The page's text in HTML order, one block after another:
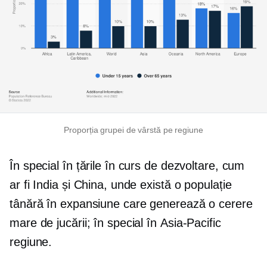
Proporția grupei de vârstă pe regiune
În special în țările în curs de dezvoltare, cum
ar fi India și China, unde există o populație
tânără în expansiune care generează o cerere
mare de jucării; în special în Asia-Pacific
regiune.